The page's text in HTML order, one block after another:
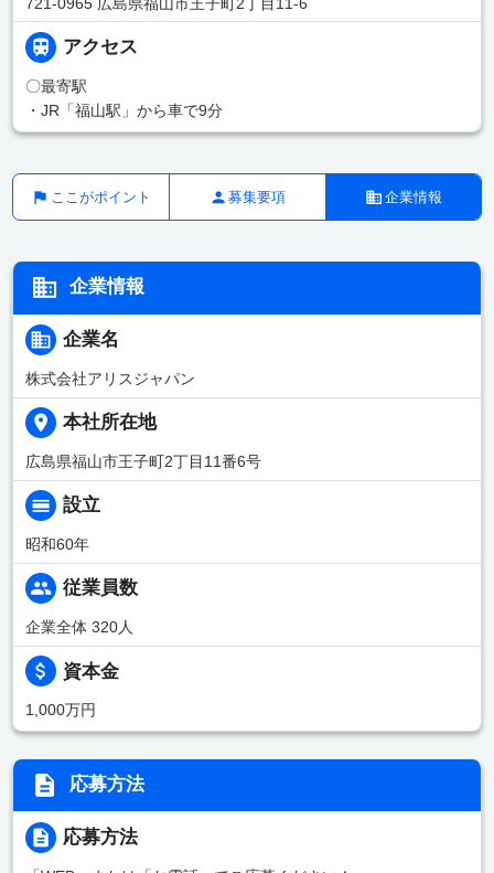
アクセス
〇最寄駅
・JR「福山駅」から車で9分
ここがポイント 募集要項 企業情報
企業情報
企業名
株式会社アリスジャパン
本社所在地
広島県福山市王子町2丁目11番6号
設立
昭和60年
従業員数
企業全体 320人
資本金
1,000万円
応募方法
応募方法